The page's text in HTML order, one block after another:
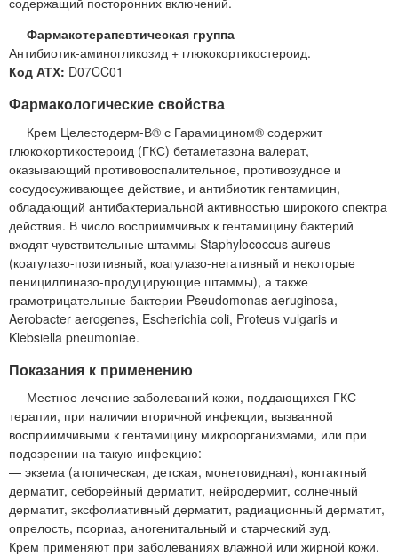
Фармакотерапевтическая группа
Антибиотик-аминогликозид + глюкокортикостероид.
Код АТХ: D07CC01
Фармакологические свойства
Крем Целестодерм-В® с Гарамицином® содержит
глюкокортикостероид (ГКС) бетаметазона валерат,
оказывающий противовоспалительное, противозудное и
сосудосуживающее действие, и антибиотик гентамицин,
обладающий антибактериальной активностью широкого спектра
действия. В число восприимчивых к гентамицину бактерий
входят чувствительные штаммы Staphylococcus aureus
(коагулазо-позитивный, коагулазо-негативный и некоторые
пенициллиназо-продуцирующие штаммы), а также
грамотрицательные бактерии Pseudomonas aeruginosa,
Aerobacter aerogenes, Escherichia coli, Proteus vulgaris и
Klebsiella pneumoniae.
Показания к применению
Местное лечение заболеваний кожи, поддающихся ГКС
терапии, при наличии вторичной инфекции, вызванной
восприимчивыми к гентамицину микроорганизмами, или при
подозрении на такую инфекцию:
— экзема (атопическая, детская, монетовидная), контактный
дерматит, себорейный дерматит, нейродермит, солнечный
дерматит, эксфолиативный дерматит, радиационный дерматит,
опрелость, псориаз, аногенитальный и старческий зуд.
Крем применяют при заболеваниях влажной или жирной кожи.